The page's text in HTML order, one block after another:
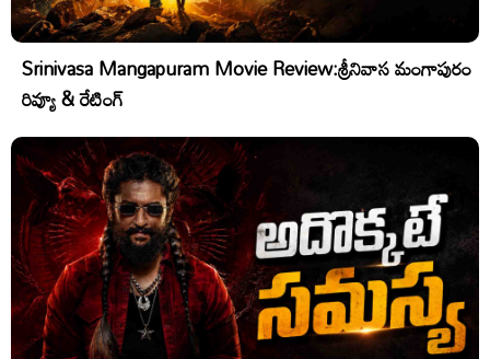
Srinivasa Mangapuram Movie Review:శ్రీనివాస మంగాపురం
రివ్యూ & రేటింగ్